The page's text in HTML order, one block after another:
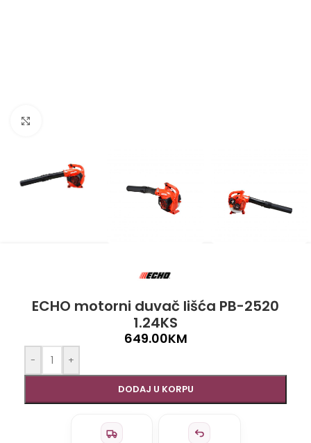
ECHO motorni duvač lišća PB-2520
1.24KS
649.00KM
- +
DODAJ U KORPU